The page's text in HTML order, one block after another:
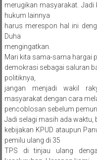
merugikan masyarakat.
hukum lainnya
harus merespon hal ini
Duha
mengingatkan.
Mari kita sama-sama hargai
demokrasi sebagai saluran
politiknya,
jangan menjadi wakil
masyarakat dengan cara
pencoblosan sebelum
Jadi selagi masih ada waktu,
kebijakan KPUD ataupun
pemilu ulang di 35
TPS di tinjau ulang